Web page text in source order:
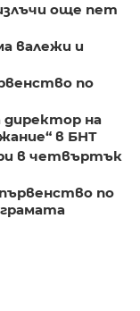
още пет
валежи и
по
директор на
в БНТ
в четвъртък
по